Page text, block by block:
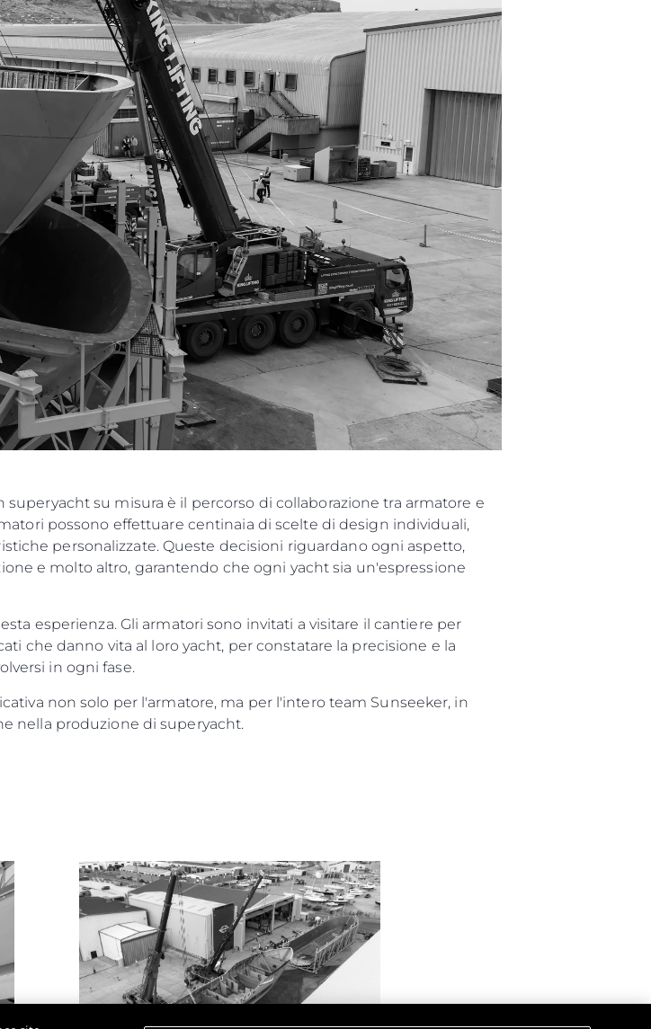
su misura è il percorso di collaborazione tra armatore e
possono effettuare centinaia di scelte di design individuali,
personalizzate. Queste decisioni riguardano ogni aspetto,
e molto altro, garantendo che ogni yacht sia un'espressione
esperienza. Gli armatori sono invitati a visitare il cantiere per
che danno vita al loro yacht, per constatare la precisione e la
in ogni fase.
non solo per l'armatore, ma per l'intero team Sunseeker, in
nella produzione di superyacht.
Legali
SULLA PRIVACY
SLAVERY
E CONDIZIONI
POLICY
L'azienda
Brokerage
Charter
News
Eventi
Innovazione
L'azienda
Il Team
Lifestyle
Heritage
Valuta La Tua Imbarcazione